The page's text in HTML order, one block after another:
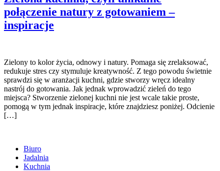
połączenie natury z gotowaniem –
inspiracje
Zielony to kolor życia, odnowy i natury. Pomaga się zrelaksować,
redukuje stres czy stymuluje kreatywność. Z tego powodu świetnie
sprawdzi się w aranżacji kuchni, gdzie stworzy wręcz idealny
nastrój do gotowania. Jak jednak wprowadzić zieleń do tego
miejsca? Stworzenie zielonej kuchni nie jest wcale takie proste,
pomogą w tym jednak inspiracje, które znajdziesz poniżej. Odcienie
[…]
Biuro
Jadalnia
Kuchnia